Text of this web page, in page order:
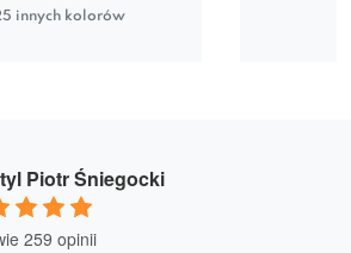
innych kolorów
Piotr Śniegocki
259 opinii